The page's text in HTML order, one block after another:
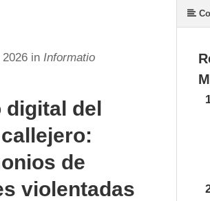
in Informatio
digital del
de
violentadas